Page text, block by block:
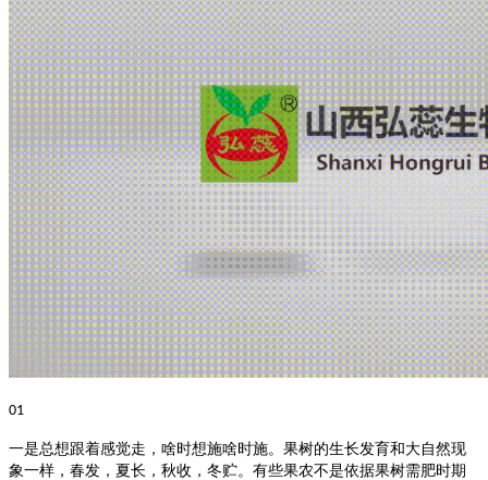
01
一是总想跟着感觉走，啥时想施啥时施。 果树的生长发育和大自然现
象一样，春发，夏长，秋收，冬贮。有些果农不是依据果树需肥时期